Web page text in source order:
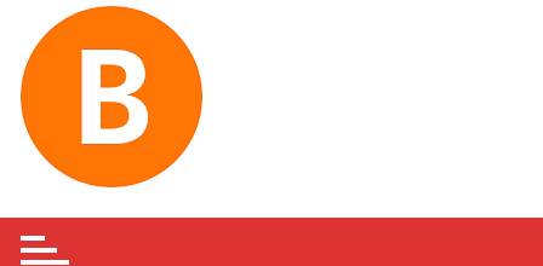
content